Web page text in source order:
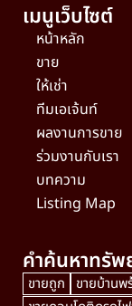
เมนูเว็บไซต์
หน้าหลัก
ขาย
ให้เช่า
ทีมเอเจ้นท์
ผลงานการขาย
ร่วมงานกับเรา
บทความ
Listing Map
คำค้นหาทรั
ขายถูก ขายบ้าน